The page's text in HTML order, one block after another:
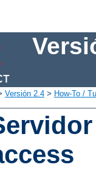
Versión 2.4 > How-To /